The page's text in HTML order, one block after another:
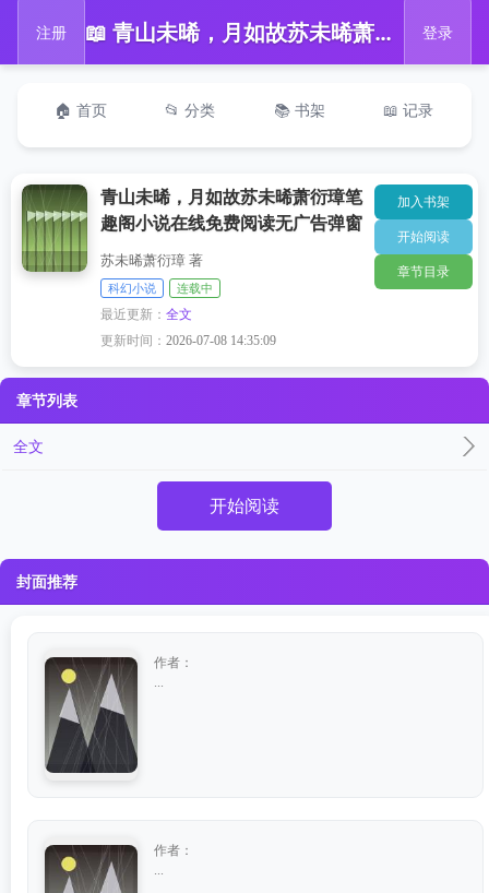
注册 📖 青山未晞，月如故苏未晞萧衍璋笔趣阁小说在线免费阅读无广告弹窗 登录
🏠 首页 📂 分类 📚 书架 📖 记录
青山未晞，月如故苏未晞萧衍璋笔
趣阁小说在线免费阅读无广告弹窗
苏未晞萧衍璋 著
科幻小说 连载中
最近更新：全文
更新时间：2026-07-08 14:35:09
加入书架
开始阅读
章节目录
章节列表
全文
开始阅读
封面推荐
作者：
作者：